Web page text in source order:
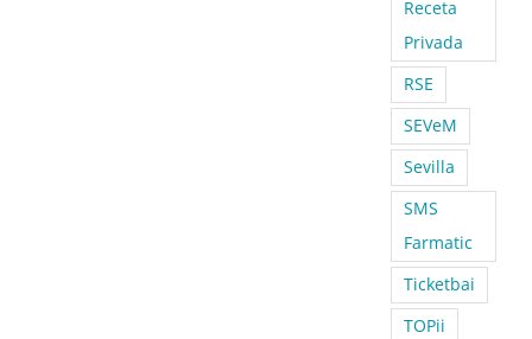
Receta
Privada
RSE
SEVeM
Sevilla
SMS
Farmatic
Ticketbai
TOPii